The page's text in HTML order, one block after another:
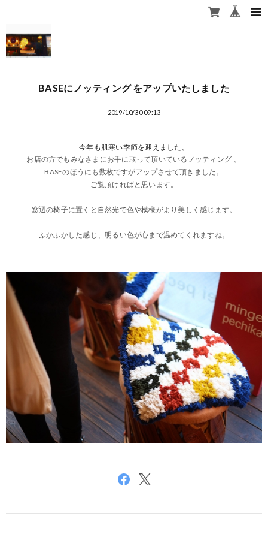
BASEにノッティング をアップいたしました
2019/10/30 09:13
今年も肌寒い季節を迎えました。
お店の方でもみなさまにお手に取って頂いているノッティング 。
BASEのほうにも数枚ですがアップさせて頂きました。
ご覧頂ければと思います。
窓辺の椅子に置くと自然光で色や模様がより美しく感じます。
ふかふかした感じ、明るい色が心まで温めてくれますね。